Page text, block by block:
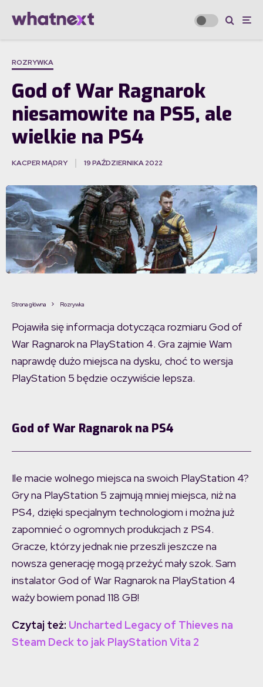
ROZRYWKA
God of War Ragnarok
niesamowite na PS5, ale
wielkie na PS4
KACPER MĄDRY 19 PAŹDZIERNIKA 2022
Strona główna Rozrywka
Pojawiła się informacja dotycząca rozmiaru God of
War Ragnarok na PlayStation 4. Gra zajmie Wam
naprawdę dużo miejsca na dysku, choć to wersja
PlayStation 5 będzie oczywiście lepsza.
God of War Ragnarok na PS4
Ile macie wolnego miejsca na swoich PlayStation 4?
Gry na PlayStation 5 zajmują mniej miejsca, niż na
PS4, dzięki specjalnym technologiom i można już
zapomnieć o ogromnych produkcjach z PS4.
Gracze, którzy jednak nie przeszli jeszcze na
nowsza generację mogą przeżyć mały szok. Sam
instalator God of War Ragnarok na PlayStation 4
waży bowiem ponad 118 GB!
Czytaj też: Uncharted Legacy of Thieves na
Steam Deck to jak PlayStation Vita 2